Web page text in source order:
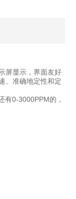
屏显示，界面友好
、准确地定性和定
有0-3000PPM的，